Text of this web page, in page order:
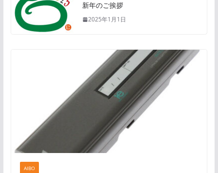
新年のご挨拶
2025年1月1日
AIBO